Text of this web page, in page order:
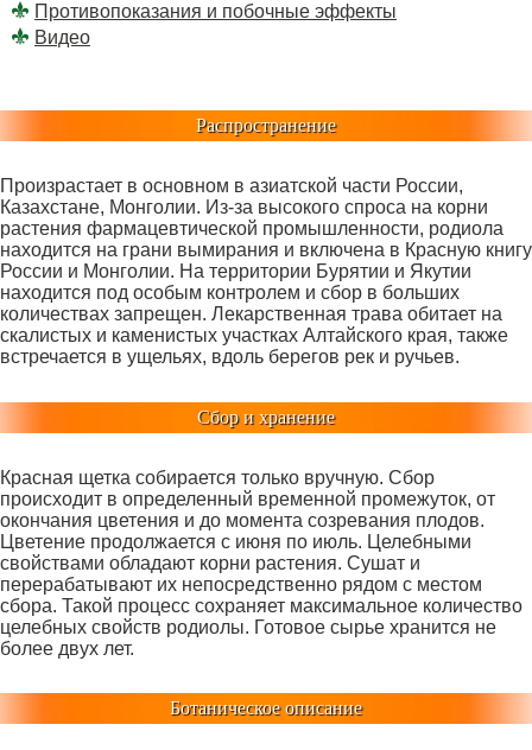
Противопоказания и побочные эффекты
Видео
Распространение
Произрастает в основном в азиатской части России,
Казахстане, Монголии. Из-за высокого спроса на корни
растения фармацевтической промышленности, родиола
находится на грани вымирания и включена в Красную книгу
России и Монголии. На территории Бурятии и Якутии
находится под особым контролем и сбор в больших
количествах запрещен. Лекарственная трава обитает на
скалистых и каменистых участках Алтайского края, также
встречается в ущельях, вдоль берегов рек и ручьев.
Сбор и хранение
Красная щетка собирается только вручную. Сбор
происходит в определенный временной промежуток, от
окончания цветения и до момента созревания плодов.
Цветение продолжается с июня по июль. Целебными
свойствами обладают корни растения. Сушат и
перерабатывают их непосредственно рядом с местом
сбора. Такой процесс сохраняет максимальное количество
целебных свойств родиолы. Готовое сырье хранится не
более двух лет.
Ботаническое описание